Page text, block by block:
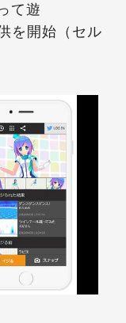
て遊
を開始（セル